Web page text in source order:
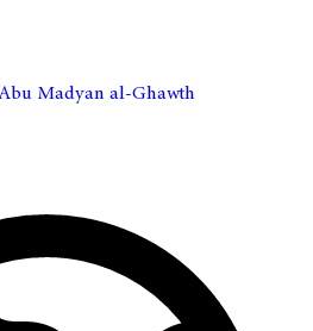
Madyan al-Ghawth